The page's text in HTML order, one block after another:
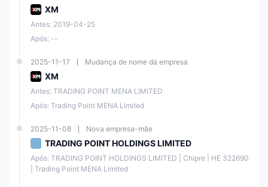
XM
Antes: 2019-04-25
Após: --
2025-11-17 Mudança de nome da empresa
XM
Antes: TRADING POINT MENA LIMITED
Após: Trading Point MENA Limited
2025-11-08 Nova empresa-mãe
TRADING POINT HOLDINGS LIMITED
Após: TRADING POINT HOLDINGS LIMITED | Chipre | ΗΕ 322690
| Trading Point MENA Limited